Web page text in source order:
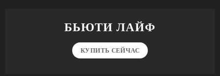
БЬЮТИ ЛАЙФ
КУПИТЬ СЕЙЧАС